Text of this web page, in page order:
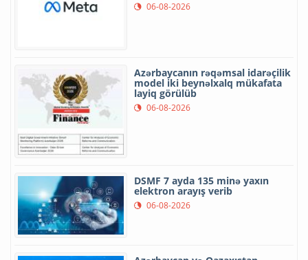
06-08-2026
Azərbaycanın rəqəmsal idarəçilik
model iki beynəlxalq mükafata
layiq görülüb
06-08-2026
DSMF 7 ayda 135 minə yaxın
elektron arayış verib
06-08-2026